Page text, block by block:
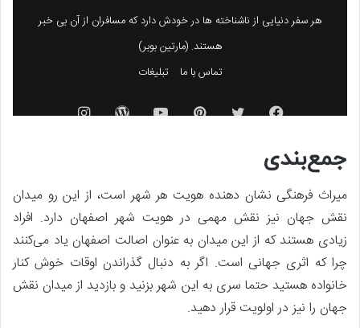
جمع‌بندی
میراث فرهنگی نشان دهنده هویت هر شهر است، از این رو میدان
نقش جهان نیز نقش مهمی در هویت شهر اصفهان دارد. افراد
زیادی هستند که از این میدان به عنوان اصالت اصفهان یاد می‌کنند
چرا که اثری جهانی است. اگر به دنبال گذراندن اوقات خوش کنار
خانواده هستید حتما سری به این شهر بزنید و بازدید از میدان نقش
جهان را نیز در اولویت قرار دهید.